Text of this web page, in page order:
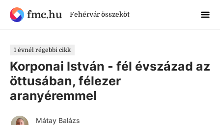
fmc.hu Fehérvár összeköt
1 évnél régebbi cikk
Korponai István - fél évszázad az
öttusában, félezer
aranyéremmel
Mátay Balázs